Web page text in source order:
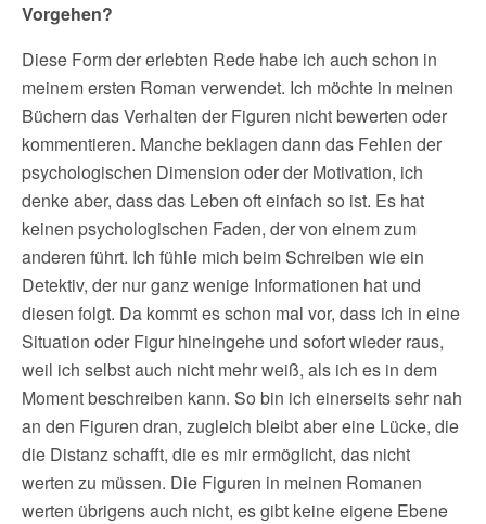
Vorgehen?
Diese Form der erlebten Rede habe ich auch schon in
meinem ersten Roman verwendet. Ich möchte in meinen
Büchern das Verhalten der Figuren nicht bewerten oder
kommentieren. Manche beklagen dann das Fehlen der
psychologischen Dimension oder der Motivation, ich
denke aber, dass das Leben oft einfach so ist. Es hat
keinen psychologischen Faden, der von einem zum
anderen führt. Ich fühle mich beim Schreiben wie ein
Detektiv, der nur ganz wenige Informationen hat und
diesen folgt. Da kommt es schon mal vor, dass ich in eine
Situation oder Figur hineingehe und sofort wieder raus,
weil ich selbst auch nicht mehr weiß, als ich es in dem
Moment beschreiben kann. So bin ich einerseits sehr nah
an den Figuren dran, zugleich bleibt aber eine Lücke, die
die Distanz schafft, die es mir ermöglicht, das nicht
werten zu müssen. Die Figuren in meinen Romanen
werten übrigens auch nicht, es gibt keine eigene Ebene